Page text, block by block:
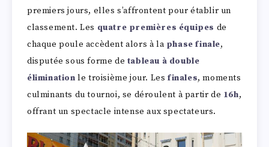
premiers jours, elles s’affrontent pour établir un
classement. Les quatre premières équipes de
chaque poule accèdent alors à la phase finale,
disputée sous forme de tableau à double
élimination le troisième jour. Lesfinales, moments
culminants du tournoi, se déroulent à partir de 16h,
offrant un spectacle intense aux spectateurs.